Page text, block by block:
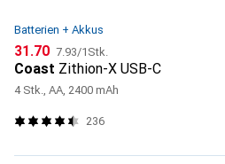
Batterien + Akkus
CHF
31.70 CHF
7.93/1Stk.
Coast Zithion-X USB-C
4 Stk., AA, 2400 mAh
236